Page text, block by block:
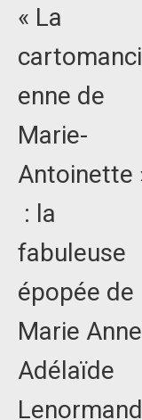
« La
cartomanci
enne de
Marie-
Antoinette
: la
fabuleuse
épopée de
Marie Anne
Adélaïde
Lenormand